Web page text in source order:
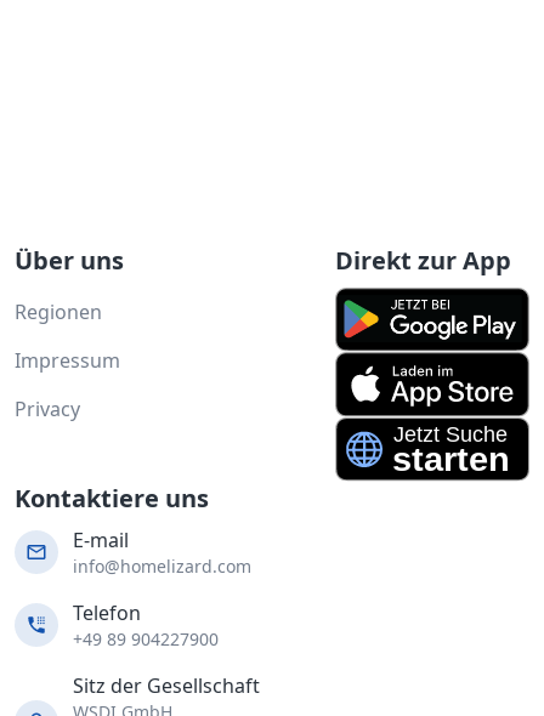
Über uns
Regionen
Impressum
Privacy
Direkt zur App
Kontaktiere uns
E-mail
info@homelizard.com
Telefon
+49 89 904227900
Sitz der Gesellschaft